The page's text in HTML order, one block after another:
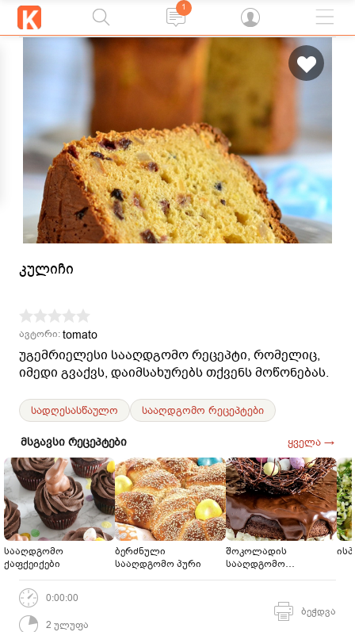
1
კულიჩი
ავტორი:tomato
უგემრიელესი სააღდგომო რეცეპტი, რომელიც,
იმედი გვაქვს, დაიმსახურებს თქვენს მოწონებას.
სადღესასწაულო სააღდგომო რეცეპტები
მსგავსი რეცეპტები ყველა →
სააღდგომო
ქაფქეიქები
ბერძნული
სააღდგომო პური
შოკოლადის
სააღდგომო
0:00:00
2 ულუფა
ბეჭდვა